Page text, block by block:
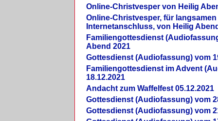
Online-Christvesper von Heilig
Online-Christvesper, für langsamen
Internetanschluss, von Heilig
Familiengottesdienst
Abend 2021
Gottesdienst (Audiofassung) vom
Familiengottesdienst im Advent
18.12.2021
Andacht zum Waffelfest 05.12.2021
Gottesdienst (Audiofassung) vom
Gottesdienst (Audiofassung) vom